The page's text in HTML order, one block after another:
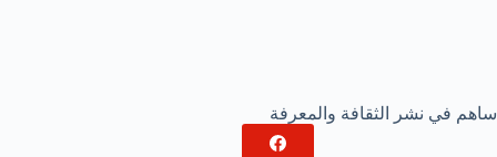
ساهم في نشر الثقافة والمعرفة